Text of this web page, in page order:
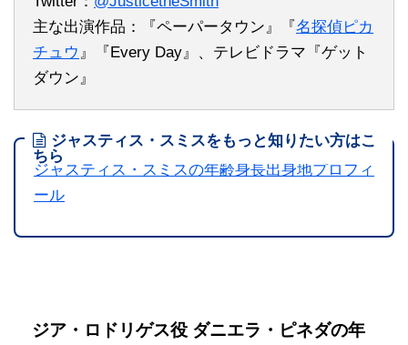
主な出演作品：『ペーパータウン』『名探偵ピカ
チュウ 』『Every Day』、テレビドラマ『ゲット
ダウン』
ジャスティス・スミスをもっと知りたい方はこ
ちら
ジャスティス・スミスの年齢身長出身地プロフィ
ール
ジア・ロドリゲス役 ダニエラ・ピネダの年